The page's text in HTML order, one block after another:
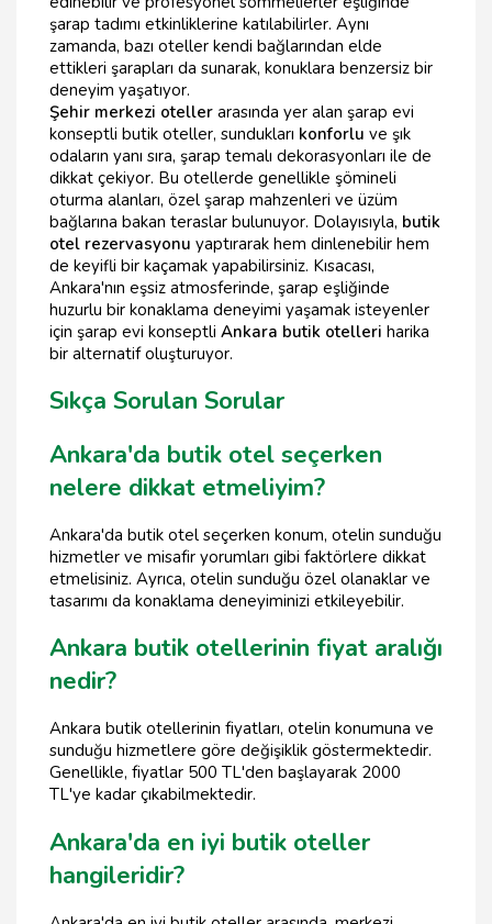
şarap tadımı etkinliklerine katılabilirler. Aynı
zamanda, bazı oteller kendi bağlarından elde
ettikleri şarapları da sunarak, konuklara benzersiz bir
deneyim yaşatıyor.
Şehir merkezi oteller arasında yer alan şarap evi
konseptli butik oteller, sundukları konforlu ve şık
odaların yanı sıra, şarap temalı dekorasyonları ile de
dikkat çekiyor. Bu otellerde genellikle şömineli
oturma alanları, özel şarap mahzenleri ve üzüm
bağlarına bakan teraslar bulunuyor. Dolayısıyla, butik
otel rezervasyonu yaptırarak hem dinlenebilir hem
de keyifli bir kaçamak yapabilirsiniz. Kısacası,
Ankara'nın eşsiz atmosferinde, şarap eşliğinde
huzurlu bir konaklama deneyimi yaşamak isteyenler
için şarap evi konseptli Ankara butik otelleri harika
bir alternatif oluşturuyor.
Sıkça Sorulan Sorular
Ankara'da butik otel seçerken
nelere dikkat etmeliyim?
Ankara'da butik otel seçerken konum, otelin sunduğu
hizmetler ve misafir yorumları gibi faktörlere dikkat
etmelisiniz. Ayrıca, otelin sunduğu özel olanaklar ve
tasarımı da konaklama deneyiminizi etkileyebilir.
Ankara butik otellerinin fiyat aralığı
nedir?
Ankara butik otellerinin fiyatları, otelin konumuna ve
sunduğu hizmetlere göre değişiklik göstermektedir.
Genellikle, fiyatlar 500 TL'den başlayarak 2000
TL'ye kadar çıkabilmektedir.
Ankara'da en iyi butik oteller
hangileridir?